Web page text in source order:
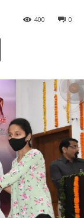
0
400